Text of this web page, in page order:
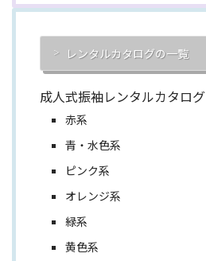
レンタルカタログの一覧
成人式振袖レンタルカタログ
赤系
青・水色系
ピンク系
オレンジ系
緑系
黄色系